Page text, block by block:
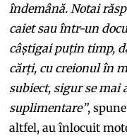
îndemână. Notai
caiet sau într-un
câștigai puțin timp,
cărți, cu creionul în
subiect, sigur se
suplimentare”,
altfel, au înlocuit